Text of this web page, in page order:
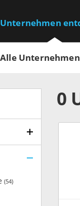
Unternehmen
Alle Unternehmen
(54)
0